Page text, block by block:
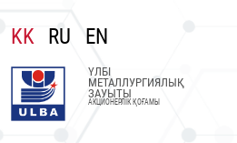
KK RU EN
ҮЛБІ
МЕТАЛЛУРГИЯЛЫҚ
ЗАУЫТЫ
АКЦИОНЕРЛІК ҚОҒАМЫ